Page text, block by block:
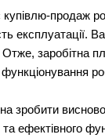
продаж
експлуатації.
заробітна
зробити
ефектівного